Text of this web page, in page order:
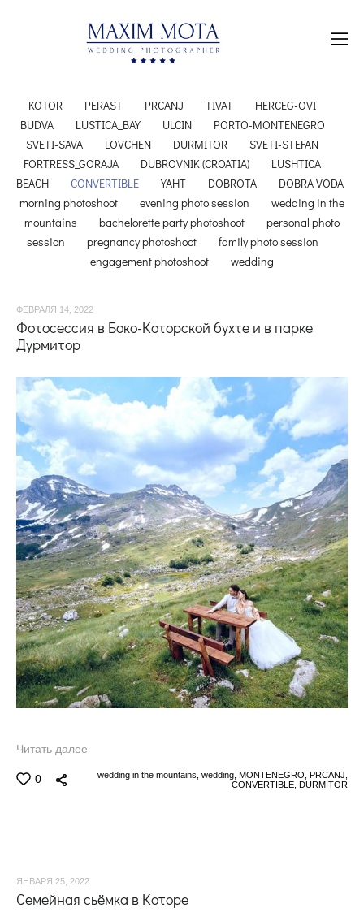
KOTOR PERAST PRCANJ TIVAT
HERCEG-OVI
BUDVA
LUSTICA_BAY ULCIN
PORTO-MONTENEGRO
SVETI-SAVA
LOVCHEN DURMITOR
SVETI-STEFAN
FORTRESS_GORAJA
DUBROVNIK (CROATIA)
LUSHTICA
BEACH
CONVERTIBLE YAHT DOBROTA
DOBRA VODA
morning photoshoot
evening photo session
wedding in the
mountains
bachelorette party photoshoot
personal photo
session
pregnancy photoshoot
family photo session
engagement photoshoot
wedding
Читать далее
0 wedding in the mountains, wedding, MONTENEGRO, PRCANJ,
CONVERTIBLE, DURMITOR
ФЕВРАЛЯ 14, 2022
Фотосессия в Боко-Которской бухте и в парке
Дурмитор
ЯНВАРЯ 25, 2022
Семейная сьёмка в Которе